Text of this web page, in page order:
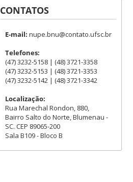
CONTATOS
E-mail: nupe.bnu@contato.ufsc.br
Telefones:
(47) 3232-5158 | (48) 3721-3358
(47) 3232-5153 | (48) 3721-3353
(47) 3232-5142 | (48) 3721-3342
Localização:
Rua Marechal Rondon, 880,
Bairro Salto do Norte, Blumenau -
SC. CEP 89065-200
Sala B109 - Bloco B